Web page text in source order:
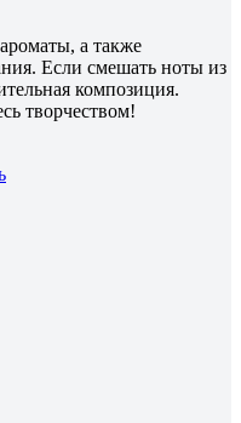
а также
Если смешать ноты из
композиция.
творчеством!